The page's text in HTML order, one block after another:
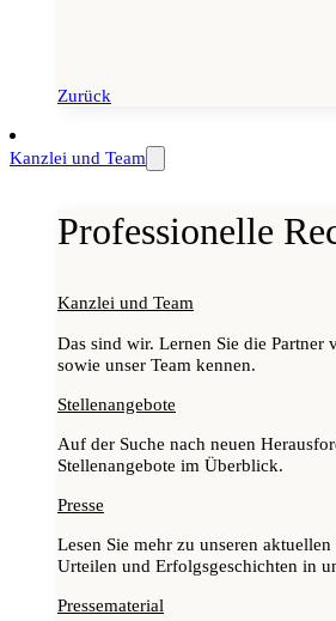
Zurück
Kanzlei und Team
Professionelle
Kanzlei und Team
Das sind wir. Lernen Sie die Partner
sowie unser Team kennen.
Stellenangebote
Auf der Suche nach neuen
Stellenangebote im Überblick.
Presse
Lesen Sie mehr zu unseren aktuellen
Urteilen und Erfolgsgeschichten in
Pressematerial